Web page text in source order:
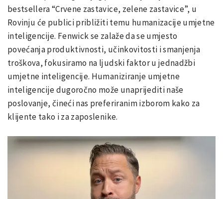
bestsellera “Crvene zastavice, zelene zastavice”, u
Rovinju će publici približiti temu humanizacije umjetne
inteligencije. Fenwick se zalaže da se umjesto
povećanja produktivnosti, učinkovitosti i smanjenja
troškova, fokusiramo na ljudski faktor u jednadžbi
umjetne inteligencije. Humaniziranje umjetne
inteligencije dugoročno može unaprijediti naše
poslovanje, čineći nas preferiranim izborom kako za
klijente tako i za zaposlenike.